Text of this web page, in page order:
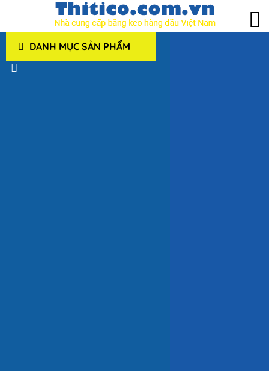
DANH MỤC SẢN PHẨM